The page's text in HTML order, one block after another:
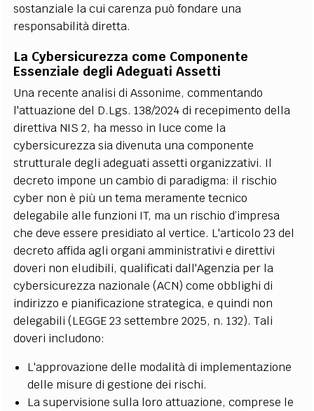
sostanziale la cui carenza può fondare una
responsabilità diretta.
La Cybersicurezza come Componente
Essenziale degli Adeguati Assetti
Una recente analisi di Assonime, commentando
l'attuazione del D.Lgs. 138/2024 di recepimento della
direttiva NIS 2, ha messo in luce come la
cybersicurezza sia divenuta una componente
strutturale degli adeguati assetti organizzativi. Il
decreto impone un cambio di paradigma: il rischio
cyber non è più un tema meramente tecnico
delegabile alle funzioni IT, ma un rischio d’impresa
che deve essere presidiato al vertice. L'articolo 23 del
decreto affida agli organi amministrativi e direttivi
doveri non eludibili, qualificati dall'Agenzia per la
cybersicurezza nazionale (ACN) come obblighi di
indirizzo e pianificazione strategica, e quindi non
delegabili (LEGGE 23 settembre 2025, n. 132). Tali
doveri includono:
L'approvazione delle modalità di implementazione
delle misure di gestione dei rischi.
La supervisione sulla loro attuazione, comprese le